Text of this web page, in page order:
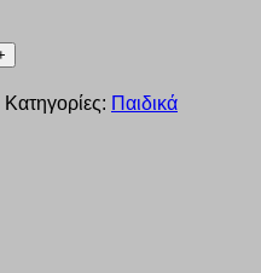
Κατηγορίες: Παιδικά